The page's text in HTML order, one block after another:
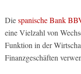
Diespanische Bank
eine Vielzahl von
Funktion in der
Finanzgeschäften